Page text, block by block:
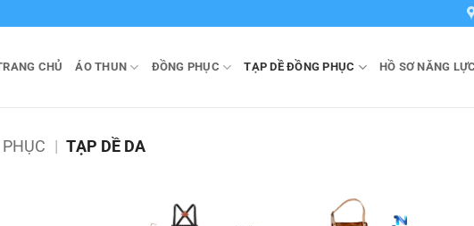
CHỦ ÁO THUN ĐỒNG PHỤC TẠP DỀ ĐỒNG PHỤC HỒ SƠ NĂNG LỰC
| TẠP DỀ DA